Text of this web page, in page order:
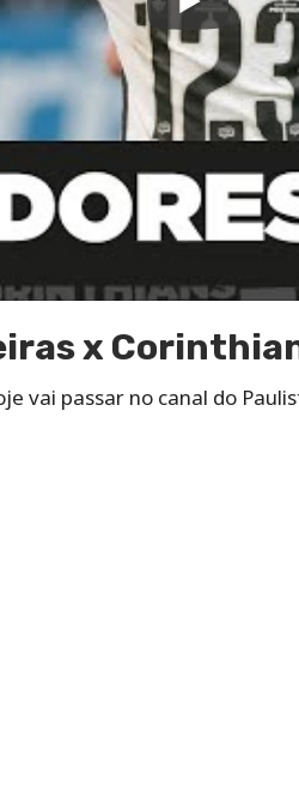
x
vai passar no canal do